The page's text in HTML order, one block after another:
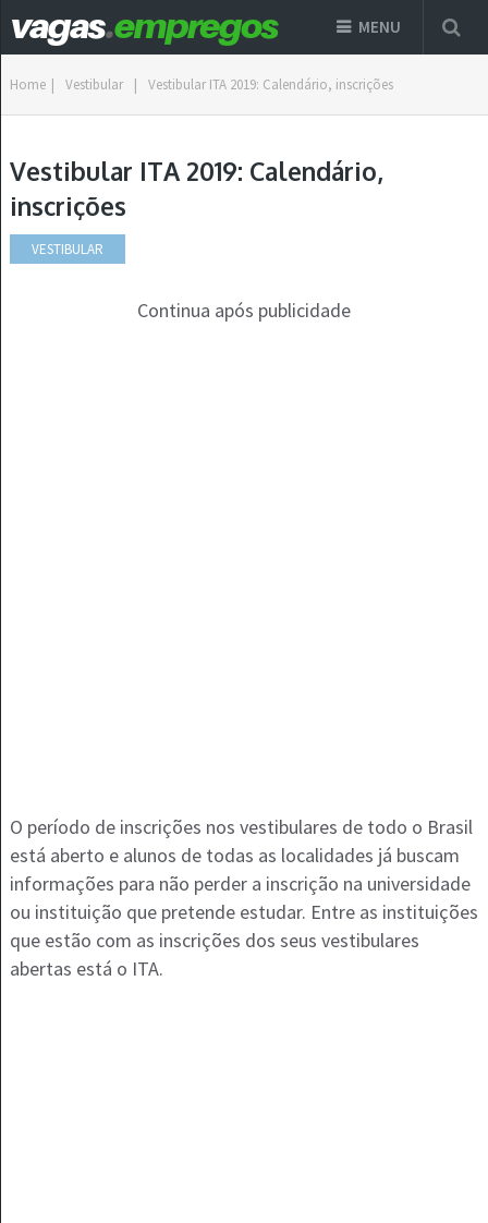
MENU
Home | Vestibular | Vestibular ITA 2019: Calendário, inscrições
Vestibular ITA 2019: Calendário,
inscrições
VESTIBULAR
Continua após publicidade
O período de inscrições nos vestibulares de todo o Brasil
está aberto e alunos de todas as localidades já buscam
informações para não perder a inscrição na universidade
ou instituição que pretende estudar. Entre as instituições
que estão com as inscrições dos seus vestibulares
abertas está o ITA.